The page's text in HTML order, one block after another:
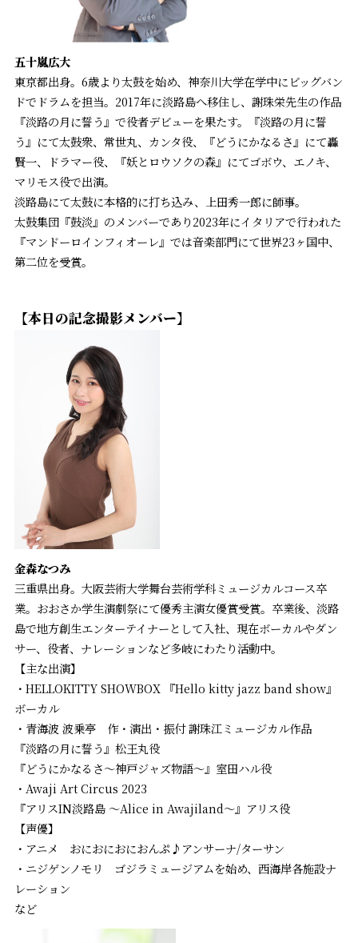
五十嵐広大
東京都出身。6歳より太鼓を始め、神奈川大学在学中にビッグバン
ドでドラムを担当。2017年に淡路島へ移住し、謝珠栄先生の作品
『淡路の月に誓う』で役者デビューを果たす。『淡路の月に誓
う』にて太鼓衆、常世丸、カンタ役、『どうにかなるさ』にて轟
賢一、ドラマー役、『妖とロウソクの森』にてゴボウ、エノキ、
マリモス役で出演。
淡路島にて太鼓に本格的に打ち込み、上田秀一郎に師事。
太鼓集団『鼓淡』のメンバーであり2023年にイタリアで行われた
『マンドーロインフィオーレ』では音楽部門にて世界23ヶ国中、
第二位を受賞。
【本日の記念撮影メンバー】
金森なつみ
三重県出身。大阪芸術大学舞台芸術学科ミュージカルコース卒
業。おおさか学生演劇祭にて優秀主演女優賞受賞。卒業後、淡路
島で地方創生エンターテイナーとして入社、現在ボーカルやダン
サー、役者、ナレーションなど多岐にわたり活動中。
【主な出演】
・HELLOKITTY SHOWBOX 『Hello kitty jazz band show』
ボーカル
・青海波 波乗亭 作・演出・振付 謝珠江ミュージカル作品
『淡路の月に誓う』松王丸役
『どうにかなるさ〜神戸ジャズ物語〜』室田ハル役
・Awaji Art Circus 2023
『アリスIN淡路島 ～Alice in Awajiland～』アリス役
【声優】
・アニメ おにおにおにおんぷ♪アンサーナ/ターサン
・ニジゲンノモリ ゴジラミュージアムを始め、西海岸各施設ナ
レーション
など